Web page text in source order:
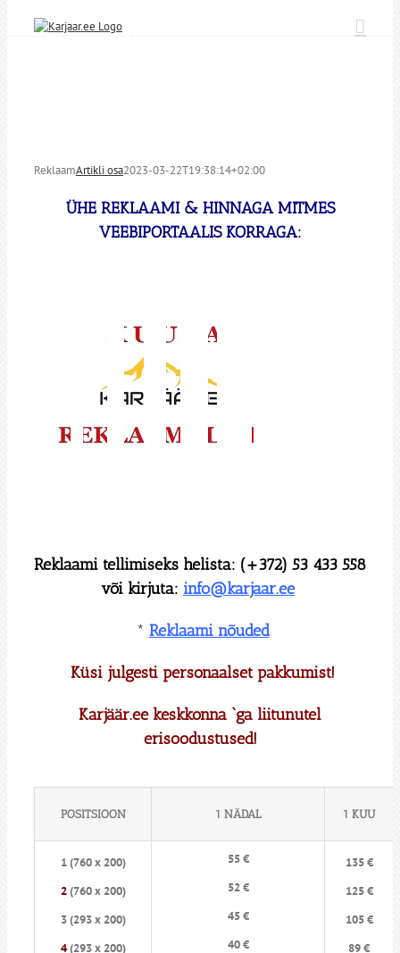
ReklaamArtikli osa2023-03-22T19:38:14+02:00
ÜHE REKLAAMI & HINNAGA MITMES
VEEBIPORTAALIS KORRAGA:
Reklaami tellimiseks helista: (+372) 53 433 558
või kirjuta: info@karjaar.ee
* Reklaami nõuded
Küsi julgesti personaalset pakkumist!
Karjäär.ee keskkonna `ga liitunutel
erisoodustused!
POSITSIOON 1 NÄDAL 1 KUU
1 (760 x 200)
2(760 x 200)
3 (293 x 200)
4(293 x 200)
55 €
52 €
45 €
40 €
135 €
125 €
105 €
89 €